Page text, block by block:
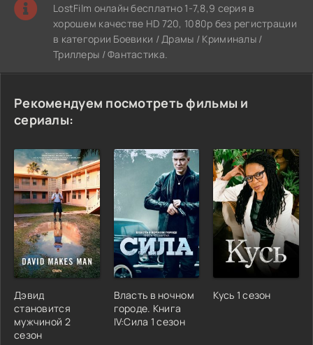
LostFilm онлайн бесплатно 1-7,8,9 серия в
хорошем качестве HD 720, 1080p без регистрации
в категории Боевики / Драмы / Криминалы /
Триллеры / Фантастика.
Рекомендуем посмотреть фильмы и
сериалы:
Дэвид
становится
мужчиной 2
сезон
Власть в ночном
городе. Книга
IV:Сила 1 сезон
Кусь 1 сезон